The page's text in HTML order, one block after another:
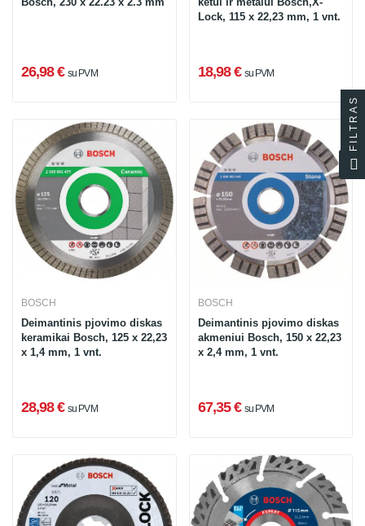
26,98 € su PVM
Lock, 115 x 22,23 mm, 1 vnt.
18,98 € su PVM
BOSCH
Deimantinis pjovimo diskas
keramikai Bosch, 125 x 22,23
x 1,4 mm, 1 vnt.
28,98 € su PVM
BOSCH
Deimantinis pjovimo diskas
akmeniui Bosch, 150 x 22,23
x 2,4 mm, 1 vnt.
67,35 € su PVM
FILTRAS